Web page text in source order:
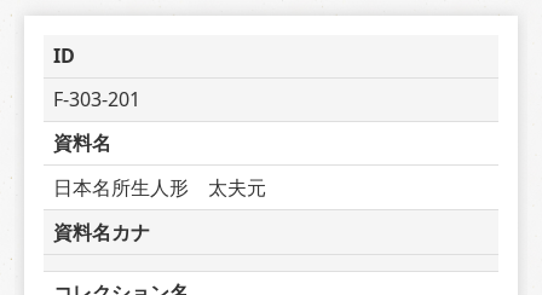
ID
F-303-201
資料名
日本名所生人形　太夫元
資料名カナ